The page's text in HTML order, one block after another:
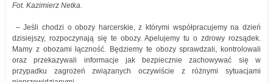
Fot. Kazimierz Netka.
– Jeśli chodzi o obozy harcerskie, z którymi współpracujemy na dzień
dzisiejszy, rozpoczynają się te obozy. Apelujemy tu o zdrowy rozsądek.
Mamy z obozami łączność. Będziemy te obozy sprawdzali, kontrolowali
oraz przekazywali informacje jak bezpiecznie zachowywać się w
przypadku zagrożeń związanych oczywiście z różnymi sytuacjami